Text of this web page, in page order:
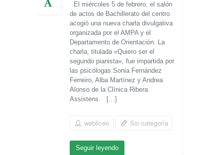
El miércoles 5 de febrero, el salón
de actos de Bachillerato del centro
acogió una nueva charla divulgativa
organizada por el AMPA y el
Departamento de Orientación. La
charla, titulada «Quiero ser el
segundo pianista«, fue impartida por
las psicólogas Sonia Fernández
Ferreiro, Alba Martínez y Andrea
Alonso de la Clínica Ribera
Assistens. […]
webliceo Sin categoría
Seguir leyendo